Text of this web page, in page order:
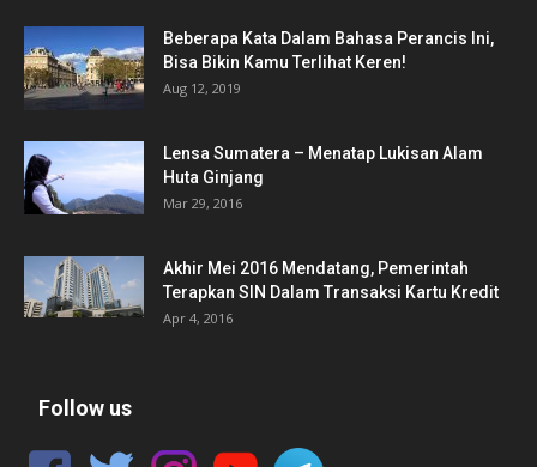
Beberapa Kata Dalam Bahasa Perancis Ini,
Bisa Bikin Kamu Terlihat Keren!
Aug 12, 2019
Lensa Sumatera – Menatap Lukisan Alam
Huta Ginjang
Mar 29, 2016
Akhir Mei 2016 Mendatang, Pemerintah
Terapkan SIN Dalam Transaksi Kartu Kredit
Apr 4, 2016
Follow us